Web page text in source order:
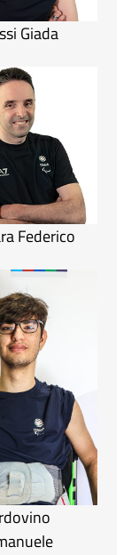
Giada
Federico